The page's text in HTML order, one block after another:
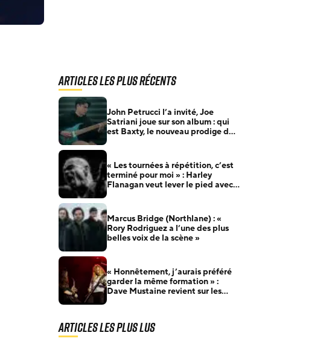
Articles les plus récents
John Petrucci l’a invité, Joe
Satriani joue sur son album : qui
est Baxty, le nouveau prodige de
« Les tournées à répétition, c’est
terminé pour moi » : Harley
Flanagan veut lever le pied avec
Marcus Bridge (Northlane) : «
Rory Rodriguez a l’une des plus
belles voix de la scène »
« Honnêtement, j’aurais préféré
garder la même formation » :
Dave Mustaine revient sur les
Articles les plus lus